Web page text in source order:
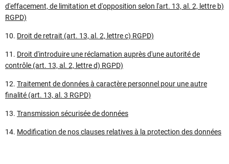
d'effacement, de limitation et d'opposition selon l'art. 13, al. 2, lettre b)
RGPD)
10. Droit de retrait (art. 13, al. 2, lettre c) RGPD)
11. Droit d'introduire une réclamation auprès d'une autorité de
contrôle (art. 13, al. 2, lettre d) RGPD)
12. Traitement de données à caractère personnel pour une autre
finalité (art. 13, al. 3 RGPD)
13. Transmission sécurisée de données
14. Modification de nos clauses relatives à la protection des données